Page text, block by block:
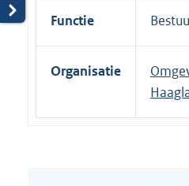
Functie
Organisatie